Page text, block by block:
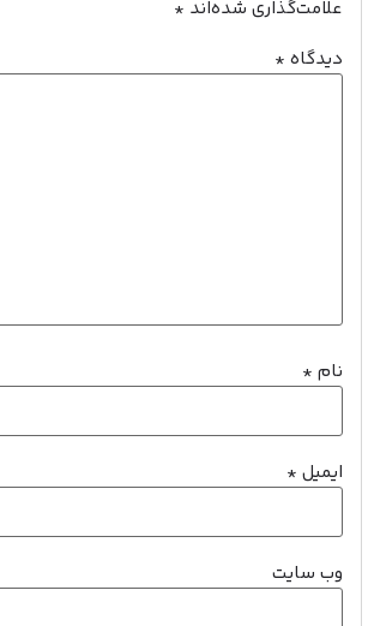
علامت‌گذاری شده‌اند*
دیدگاه*
نام*
ایمیل*
وب‌ سایت